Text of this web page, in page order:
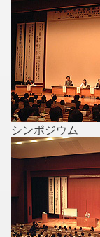
シンポジウム